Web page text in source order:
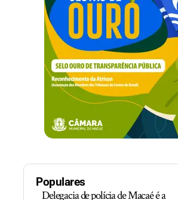
Populares
Delegacia de polícia de Macaé é a